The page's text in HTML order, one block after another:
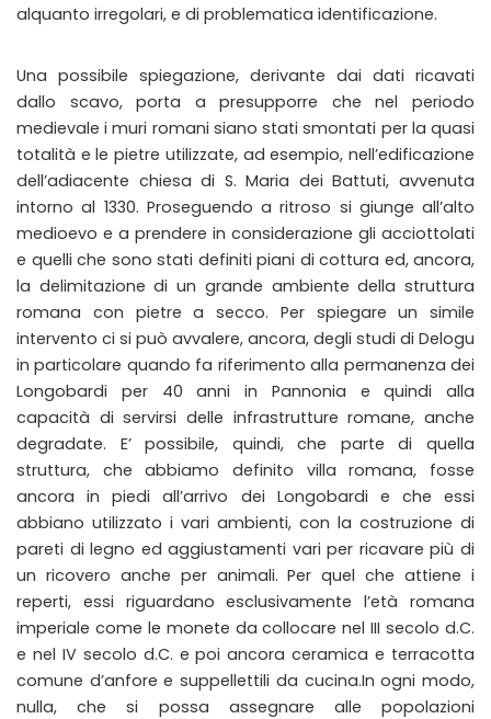
alquanto irregolari, e di problematica identificazione.
Una possibile spiegazione, derivante dai dati ricavati
dallo scavo, porta a presupporre che nel periodo
medievale i muri romani siano stati smontati per la quasi
totalità e le pietre utilizzate, ad esempio, nell’edificazione
dell’adiacente chiesa di S. Maria dei Battuti, avvenuta
intorno al 1330. Proseguendo a ritroso si giunge all’alto
medioevo e a prendere in considerazione gli acciottolati
e quelli che sono stati definiti piani di cottura ed, ancora,
la delimitazione di un grande ambiente della struttura
romana con pietre a secco. Per spiegare un simile
intervento ci si può avvalere, ancora, degli studi di Delogu
in particolare quando fa riferimento alla permanenza dei
Longobardi per 40 anni in Pannonia e quindi alla
capacità di servirsi delle infrastrutture romane, anche
degradate. E’ possibile, quindi, che parte di quella
struttura, che abbiamo definito villa romana, fosse
ancora in piedi all’arrivo dei Longobardi e che essi
abbiano utilizzato i vari ambienti, con la costruzione di
pareti di legno ed aggiustamenti vari per ricavare più di
un ricovero anche per animali. Per quel che attiene i
reperti, essi riguardano esclusivamente l’età romana
imperiale come le monete da collocare nel III secolo d.C.
e nel IV secolo d.C. e poi ancora ceramica e terracotta
comune d’anfore e suppellettili da cucina.In ogni modo,
nulla, che si possa assegnare alle popolazioni